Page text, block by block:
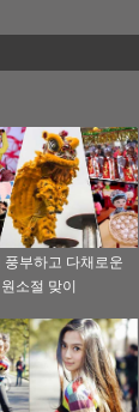
풍부하고 다채로운
소절 맞이